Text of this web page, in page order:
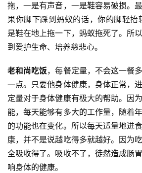
佛
教
人
物
院
巡
礼
视
频
登录
拖，一是有声音，一是鞋容易破损。
果你脚下踩到蚂蚁的话，你的脚轻抬
是鞋在地上拖一下，蚂蚁拖死了。所
到爱护生命、培养慈悲心。
老和尚吃饭，每餐定量，不会这一餐
一点。只要他身体健康，身体正常，
定量对于身体健康有极大的帮助。因
能，每天能够有多大的工作量，随着
的功能也在变化。所以每天适量地进
康，并不是说越吃得多就越好。因为
全吸收得了。吸收不了，徒然造成肠
响身体的健康。